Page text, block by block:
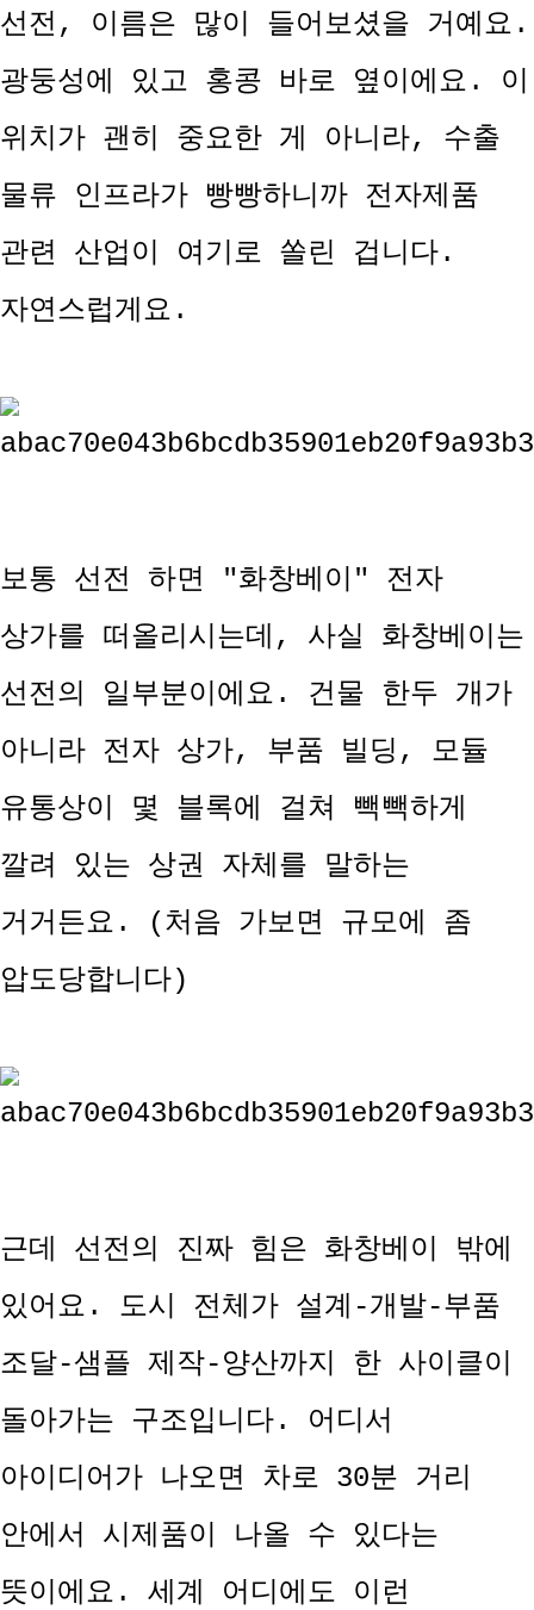
선전, 이름은 많이 들어보셨을 거예요.
광둥성에 있고 홍콩 바로 옆이에요. 이
위치가 괜히 중요한 게 아니라, 수출
물류 인프라가 빵빵하니까 전자제품
관련 산업이 여기로 쏠린 겁니다.
자연스럽게요.
보통 선전 하면 "화창베이" 전자
상가를 떠올리시는데, 사실 화창베이는
선전의 일부분이에요. 건물 한두 개가
아니라 전자 상가, 부품 빌딩, 모듈
유통상이 몇 블록에 걸쳐 빽빽하게
깔려 있는 상권 자체를 말하는
거거든요. (처음 가보면 규모에 좀
압도당합니다)
근데 선전의 진짜 힘은 화창베이 밖에
있어요. 도시 전체가 설계-개발-부품
조달-샘플 제작-양산까지 한 사이클이
돌아가는 구조입니다. 어디서
아이디어가 나오면 차로 30분 거리
안에서 시제품이 나올 수 있다는
뜻이에요. 세계 어디에도 이런